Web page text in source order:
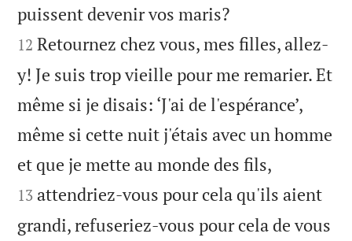
puissent devenir vos maris?
12 Retournez chez vous, mes filles, allez-
y! Je suis trop vieille pour me remarier. Et
même si je disais: ‘J'ai de l'espérance’,
même si cette nuit j'étais avec un homme
et que je mette au monde des fils,
13 attendriez-vous pour cela qu'ils aient
grandi, refuseriez-vous pour cela de vous